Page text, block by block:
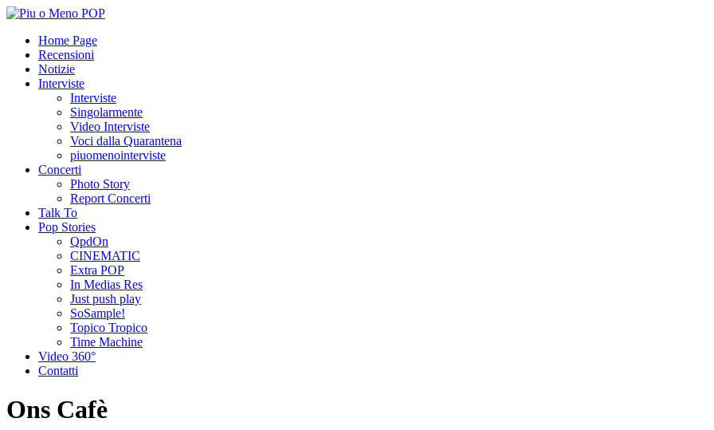
Home Page
Recensioni
Notizie
Interviste
Interviste
Singolarmente
Video Interviste
Voci dalla Quarantena
piuomenointerviste
Concerti
Photo Story
Report Concerti
Talk To
Pop Stories
QpdOn
CINEMATIC
Extra POP
In Medias Res
Just push play
SoSample!
Topico Tropico
Time Machine
Video 360°
Contatti
Ons Cafè